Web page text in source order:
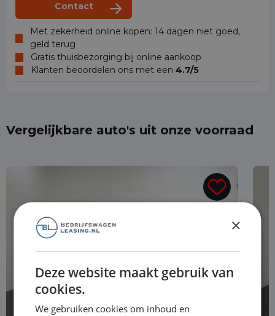
Contact
Met zekerheid online kopen: 14 dagen niet goed,
geld terug
Gratis thuisbezorging bij online aankoop
Klanten beoordelen ons met een 4.7/5
Vergelijkbare auto's uit onze voorraad
×
Deze website maakt gebruik van
cookies.
We gebruiken cookies om inhoud en